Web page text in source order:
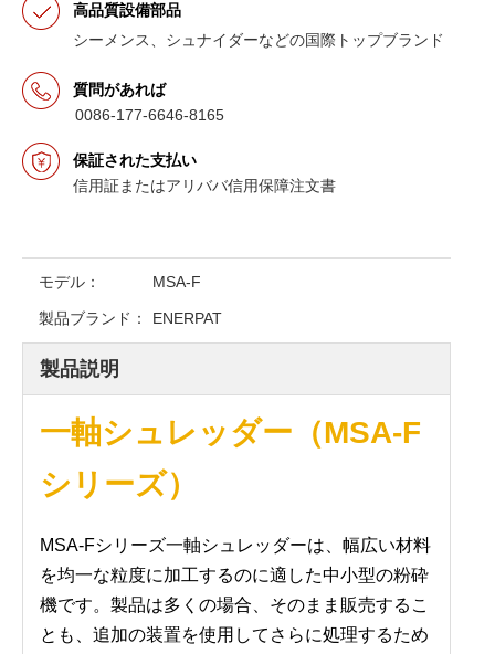
高品質設備部品
シーメンス、シュナイダーなどの国際トップブランド
質問があれば
0086-177-6646-8165
保証された支払い
信用証またはアリババ信用保障注文書
モデル： MSA-F
製品ブランド： ENERPAT
製品説明
一軸シュレッダー（MSA-F
シリーズ）
MSA-Fシリーズ一軸シュレッダーは、幅広い材料
を均一な粒度に加工するのに適した中小型の粉砕
機です。製品は多くの場合、そのまま販売するこ
とも、追加の装置を使用してさらに処理するため